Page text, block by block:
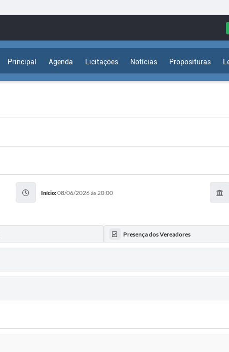
Principal Agenda Licitações Notícias Proposituras
Início:08/06/2026 às 20:00
Presença dos Vereadores